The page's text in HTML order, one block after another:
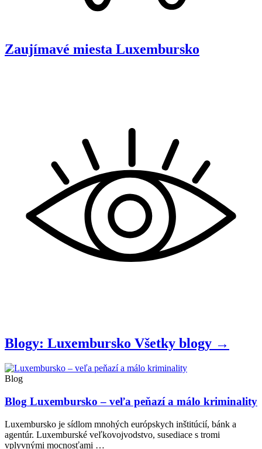
Zaujímavé miesta Luxembursko
Blogy: Luxembursko Všetky blogy →
Blog
Blog Luxembursko – veľa peňazí a málo kriminality
Luxembursko je sídlom mnohých európskych inštitúcií, bánk a
agentúr. Luxemburské veľkovojvodstvo, susediace s tromi
vplyvnými mocnosťami …